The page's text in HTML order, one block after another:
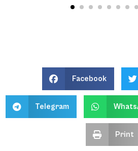
Facebook
Telegram
Print